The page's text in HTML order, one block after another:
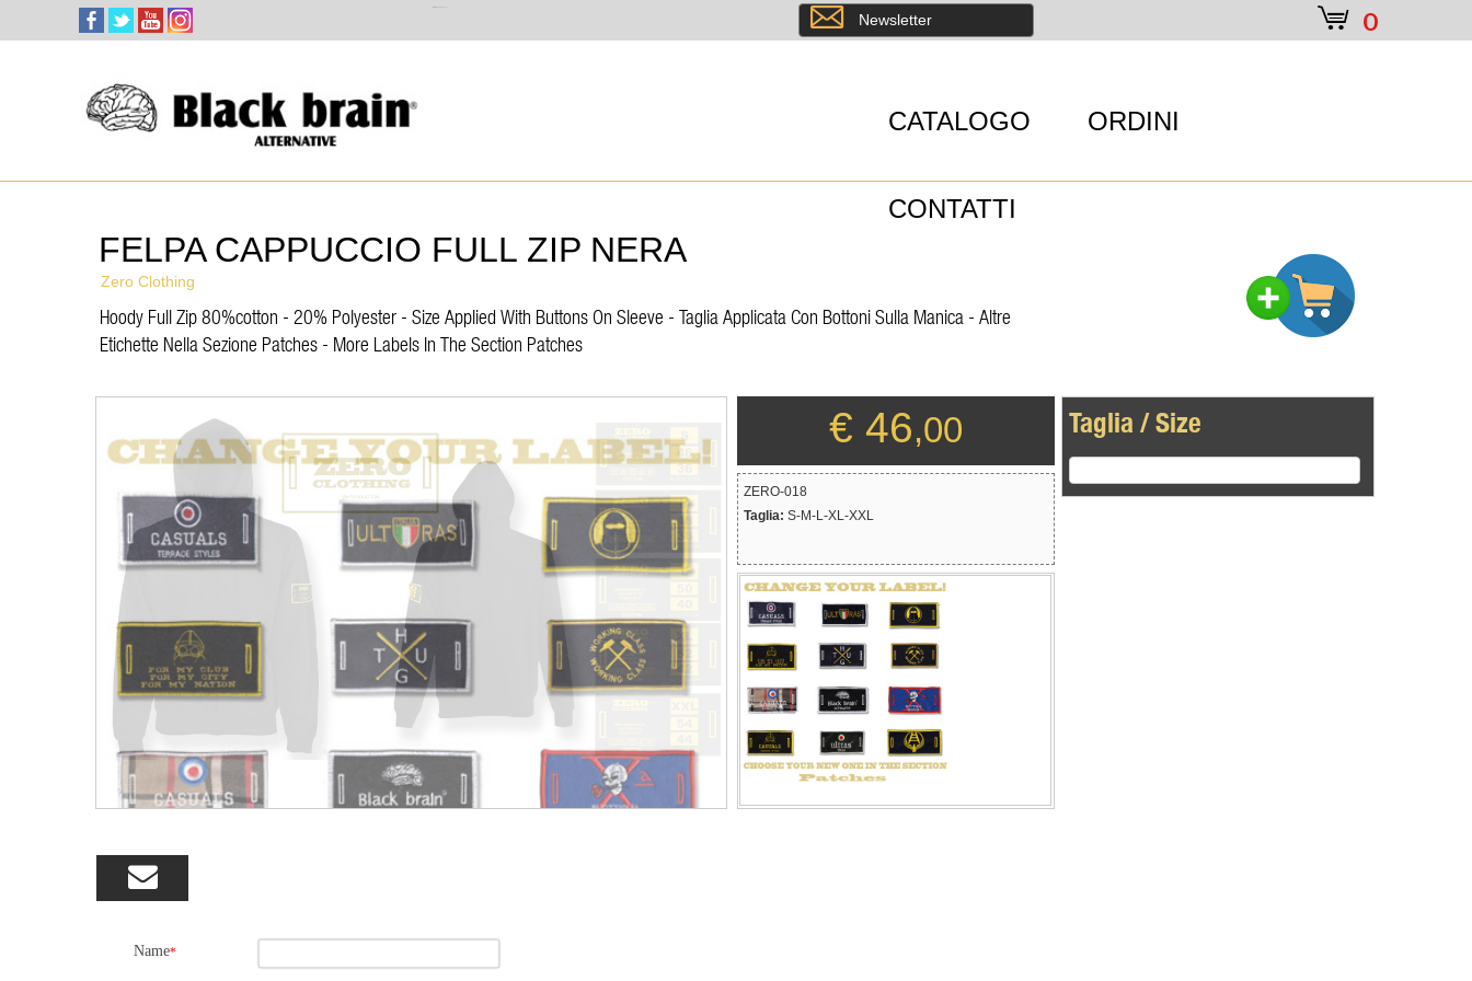
e 0
CATALOGO ORDINI
CONTATTI
8 Newsletter
FELPA CAPPUCCIO FULL ZIP NERA
Hoody Full Zip 80%cotton - 20% Polyester - Size Applied With Buttons On Sleeve - Taglia Applicata Con Bottoni Sulla Manica - Altre
Etichette Nella Sezione Patches - More Labels In The Section Patches
Zero Clothing
€ 46,00
ZERO-018
Taglia: S-M-L-XL-XXL
Taglia / Size

Name*